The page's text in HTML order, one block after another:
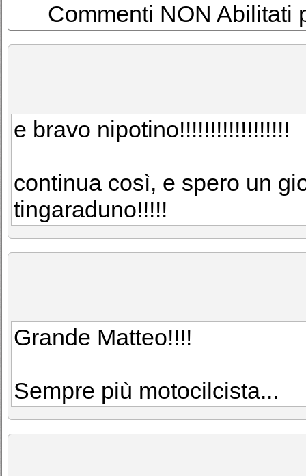
Commenti NON Abilitati
e bravo nipotino!!!!!!!!!!!!!!!!!!
continua così, e spero un
tingaraduno!!!!!
Grande Matteo!!!!
Sempre più motocilcista...